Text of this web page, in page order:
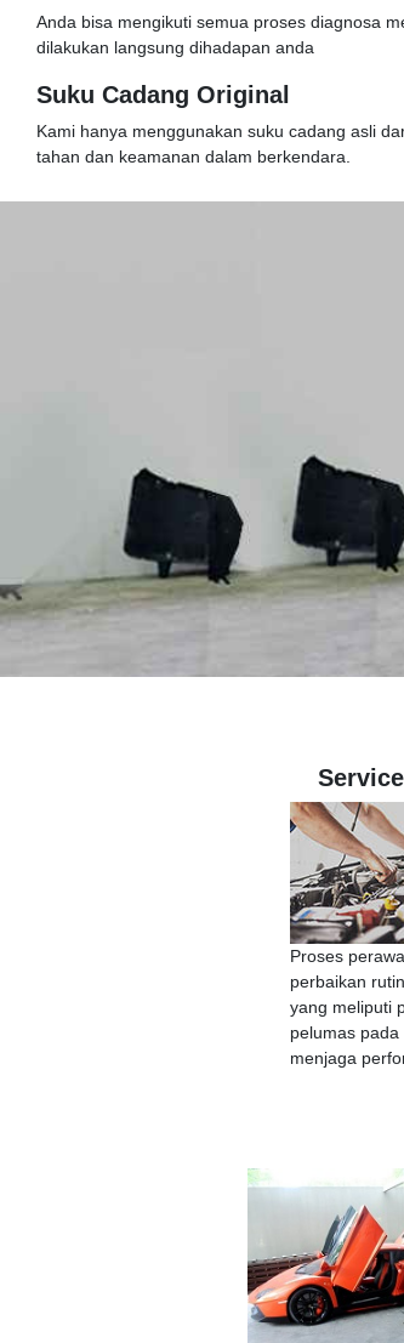
Anda bisa mengikuti semua proses diagnosa
dilakukan langsung dihadapan anda
Suku Cadang Original
Kami hanya menggunakan suku cadang asli
tahan dan keamanan dalam berkendara.
Proses
perbaikan
yang meliputi
pelumas
menjaga